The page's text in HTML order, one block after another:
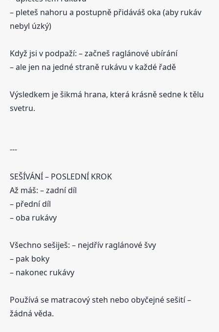
– pleteš nahoru a postupně přidáváš oka (aby rukáv
nebyl úzký)
Když jsi v podpaží: – začneš raglánové ubírání
– ale jen na jedné straně rukávu v každé řadě
Výsledkem je šikmá hrana, která krásně sedne k tělu
svetru.
---
SEŠÍVÁNÍ – POSLEDNÍ KROK
Až máš: – zadní díl
– přední díl
– oba rukávy
Všechno sešiješ: – nejdřív raglánové švy
– pak boky
– nakonec rukávy
Používá se matracový steh nebo obyčejné sešití –
žádná věda.